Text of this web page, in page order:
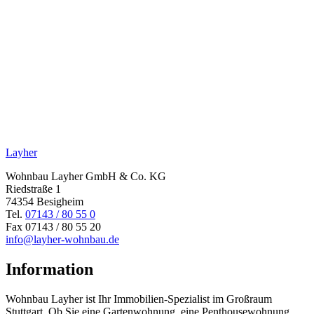
Layher
Wohnbau Layher GmbH & Co. KG
Riedstraße 1
74354 Besigheim
Tel. 07143 / 80 55 0
Fax 07143 / 80 55 20
info@layher-wohnbau.de
Information
Wohnbau Layher ist Ihr Immobilien-Spezialist im Großraum
Stuttgart. Ob Sie eine Gartenwohnung, eine Penthousewohnung